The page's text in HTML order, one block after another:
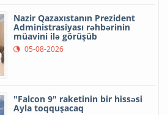
Nazir Qazaxıstanın Prezident
Administrasiyası rəhbərinin
müavini ilə görüşüb
05-08-2026
"Falcon 9" raketinin bir hissəsi
Ayla toqquşacaq